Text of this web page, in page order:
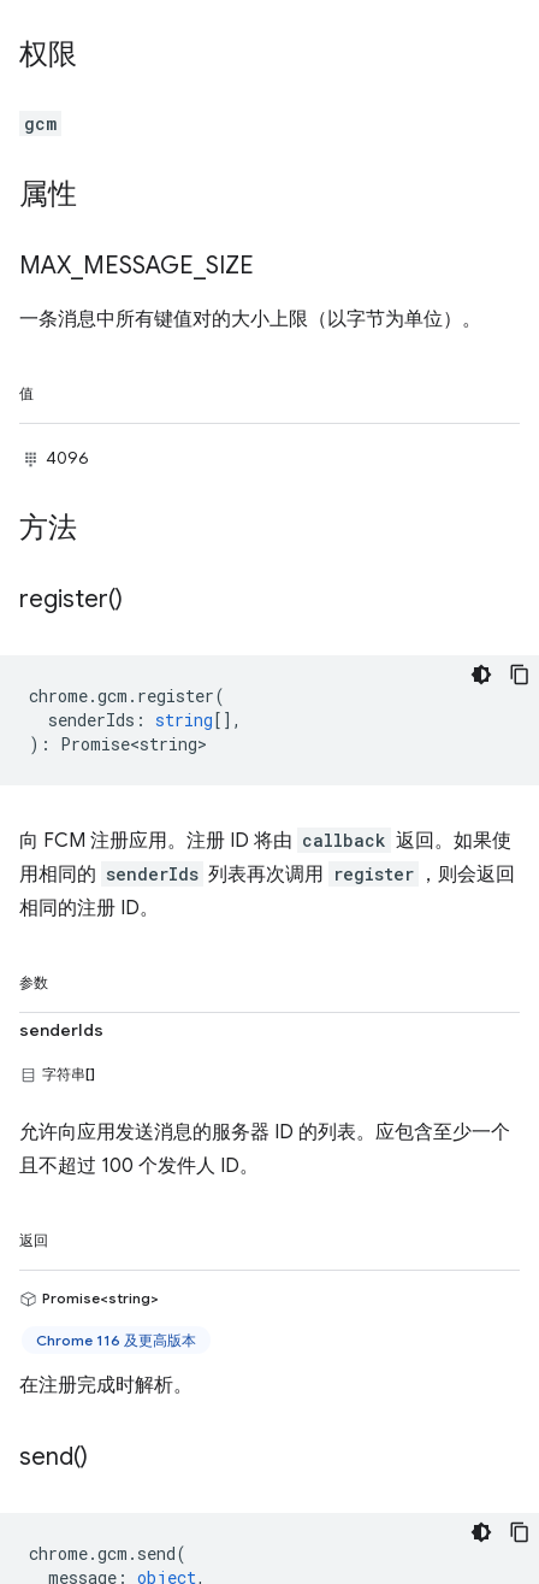
权限
gcm
属性
MAX MESSAGE SIZE
一条消息中所有键值对的大小上限（以字节为单位）。
值
4096
方法
register()
chrome.gcm . register(
senderIds : string[],
) : Promise<string>
向 FCM 注册应用。注册 ID 将由 callback 返回。如果使
用相同的 senderIds 列表再次调用 register ，则会返回
相同的注册 ID。
参数
senderIds
字符串[]
允许向应用发送消息的服务器 ID 的列表。应包含至少一个
且不超过 100 个发件人 ID。
返回
Promise<string>
Chrome 116 及更高版本
在注册完成时解析。
send()
chrome.gcm . send(
message : object,